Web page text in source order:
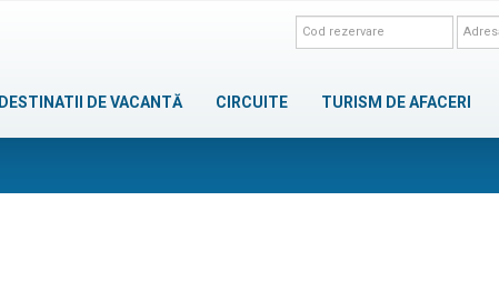
DESTINATII DE VACANTĂ CIRCUITE TURISM DE AFACERI